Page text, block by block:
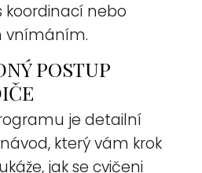
koordinací nebo
vnímáním.
POSTUP
je detailní
který vám krok
jak se cvičeni